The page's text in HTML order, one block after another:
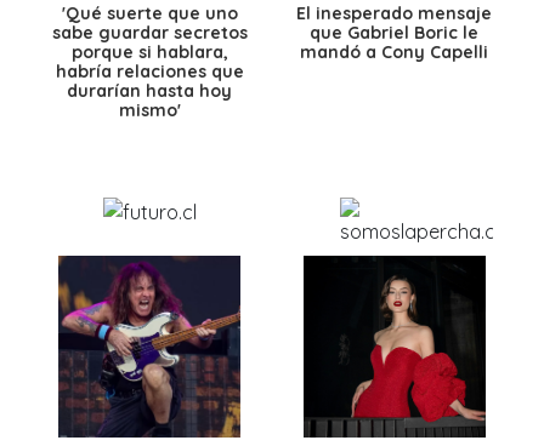
'Qué suerte que uno
sabe guardar secretos
porque si hablara,
habría relaciones que
durarían hasta hoy
mismo'
El inesperado mensaje
que Gabriel Boric le
mandó a Cony Capelli